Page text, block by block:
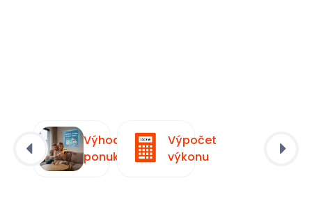
Výhodná
ponuka
Výpočet
výkonu